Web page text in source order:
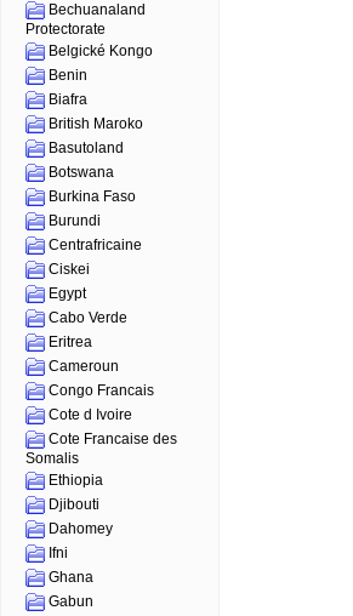
Bechuanaland
Protectorate
Belgické Kongo
Benin
Biafra
British Maroko
Basutoland
Botswana
Burkina Faso
Burundi
Centrafricaine
Ciskei
Egypt
Cabo Verde
Eritrea
Cameroun
Congo Francais
Cote d Ivoire
Cote Francaise des
Somalis
Ethiopia
Djibouti
Dahomey
Ifni
Ghana
Gabun